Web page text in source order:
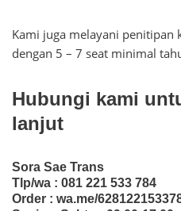
Kami juga melayani penitipan
dengan 5 – 7 seat minimal
Hubungi kami
lanjut
Sora Sae Trans
Tlp/wa : 081 221 533 784
Order : wa.me/